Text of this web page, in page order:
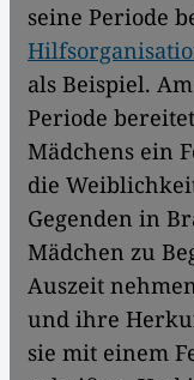
seine Periode
als Beispiel.
Periode
Mädchens ein
die
Gegenden in
Mädchen zu
Auszeit
und ihre
sie mit einem